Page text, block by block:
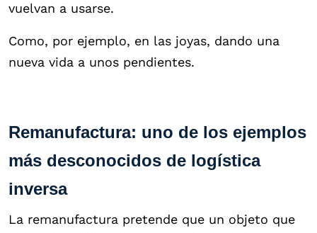
vuelvan a usarse.
Como, por ejemplo, en las joyas, dando una
nueva vida a unos pendientes.
Remanufactura: uno de los ejemplos
más desconocidos de logística
inversa
La remanufactura pretende que un objeto que